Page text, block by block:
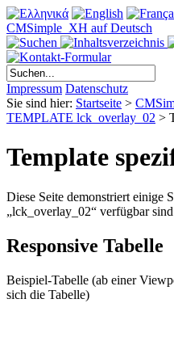
CMSimple_XH auf Deutsch
Impressum Datenschutz
Sie sind hier: Startseite >
TEMPLATE lck_overlay_02 >
Template
Diese Seite demonstriert einige
„lck_overlay_02“ verfügbar
Responsive Tabelle
Beispiel-Tabelle (ab einer
sich die Tabelle)